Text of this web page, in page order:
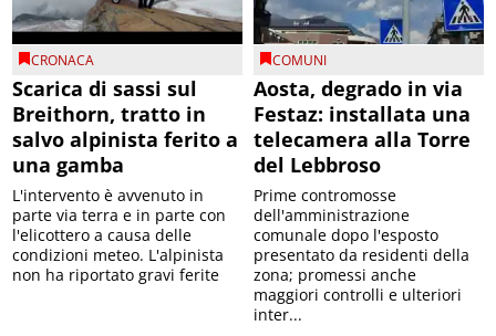
CRONACA
Scarica di sassi sul
Breithorn, tratto in
salvo alpinista ferito a
una gamba
L'intervento è avvenuto in
parte via terra e in parte con
l'elicottero a causa delle
condizioni meteo. L'alpinista
non ha riportato gravi ferite
COMUNI
Aosta, degrado in via
Festaz: installata una
telecamera alla Torre
del Lebbroso
Prime contromosse
dell'amministrazione
comunale dopo l'esposto
presentato da residenti della
zona; promessi anche
maggiori controlli e ulteriori
inter...